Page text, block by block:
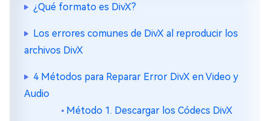
¿Qué formato es DivX?
Los errores comunes de DivX al reproducir los
archivos DivX
4 Métodos para Reparar Error DivX en Video y
Audio
Método 1. Descargar los Códecs DivX